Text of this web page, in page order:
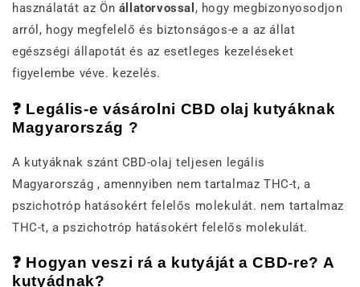
használatát az Ön állatorvossal , hogy megbizonyosodjon
arról, hogy megfelelő és biztonságos-e a az állat
egészségi állapotát és az esetleges kezeléseket
figyelembe véve. kezelés.
❓ Legális-e vásárolni CBD olaj kutyáknak
Magyarország ?
A kutyáknak szánt CBD-olaj teljesen legális
Magyarország , amennyiben nem tartalmaz THC-t, a
pszichotróp hatásokért felelős molekulát. nem tartalmaz
THC-t, a pszichotróp hatásokért felelős molekulát.
❓ Hogyan veszi rá a kutyáját a CBD-re? A
kutyádnak?